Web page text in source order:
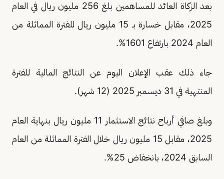
بعد الزكاة العائد للمساهمين بلغ 256 مليون ريال في العام
2025، مقابل خسارة بـ 15 مليون ريال للفترة المماثلة من
العام 2024 بارتفاع 1601%.
جاء ذلك عقب الإعلان اليوم عن النتائج المالية للفترة
المنتهية في 31 ديسمبر 2025 (12 شهر).
وبلغ صافي أرباح نتائج الاستثمار 11 مليون ريال بنهاية العام
2025، مقابل 15 مليون ريال خلال الفترة المماثلة من العام
السابق 2024، بانخفاض 25%.